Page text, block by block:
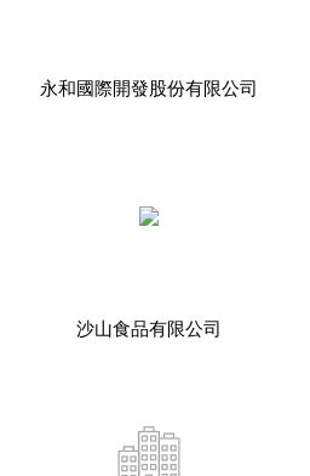
永和國際開發股份有限公司
沙山食品有限公司